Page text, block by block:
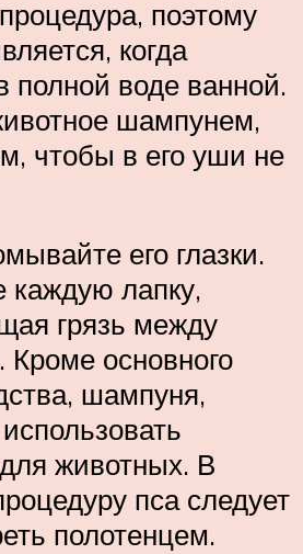
поэтому
когда
полной воде ванной.
шампунем,
чтобы в его уши не
его глазки.
лапку,
грязь между
основного
шампуня,
животных. В
пса следует
полотенцем.